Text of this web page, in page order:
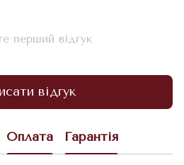
перший відгук
відгук
Оплата Гарантія